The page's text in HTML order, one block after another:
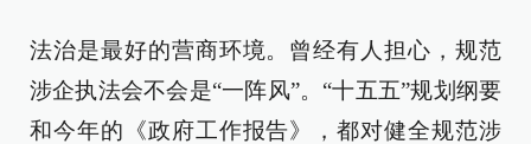
法治是最好的营商环境。曾经有人担心，规范
涉企执法会不会是“一阵风”。“十五五”规划纲要
和今年的《政府工作报告》，都对健全规范涉